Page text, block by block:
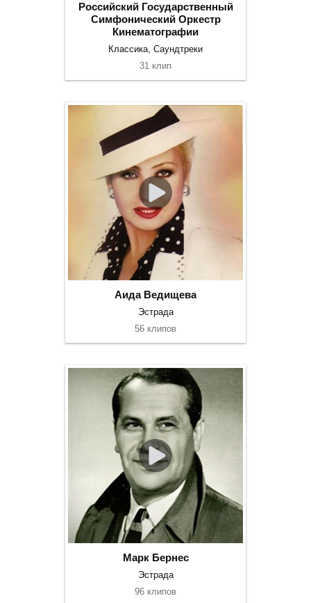
Российский Государственный
Симфонический Оркестр
Кинематографии
Классика, Саундтреки
31 клип
Аида Ведищева
Эстрада
56 клипов
Марк Бернес
Эстрада
96 клипов